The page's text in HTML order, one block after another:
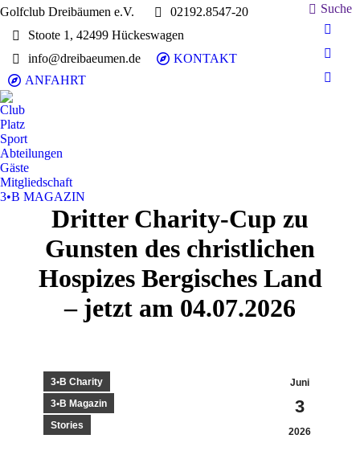
Golfclub Dreibäumen e.V.
02192.8547-20
Stoote 1, 42499 Hückeswagen
info@dreibaeumen.de
KONTAKT
ANFAHRT
Search:
Suche
E-
Mail
page
page
Club
Platz
Sport
Abteilungen
Gäste
Mitgliedschaft
3•B MAGAZIN
Dritter Charity-Cup zu
Gunsten des christlichen
Hospizes Bergisches Land
– jetzt am 04.07.2026
Juni
3
2026
3•B Charity
3•B Magazin
Stories